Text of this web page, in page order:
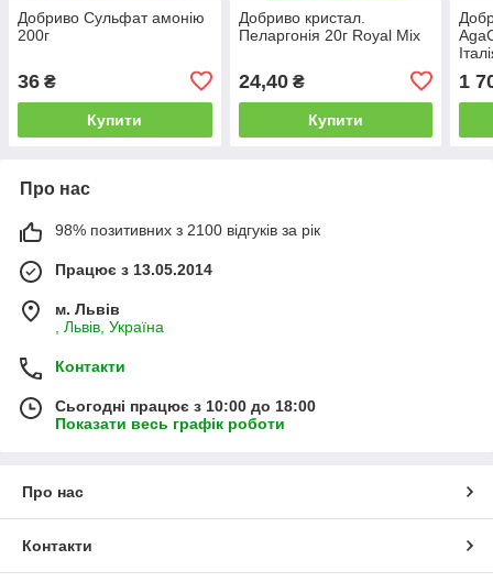
Добриво Сульфат амонію
200г
36 ₴
Купити
Добриво кристал.
Пеларгонія 20г Royal Mix
24,40₴
Купити
1
Про нас
98% позитивних з 2100 відгуків за рік
Працює з 13.05.2014
м. Львів
, Львів, Україна
Контакти
Сьогодні працює з 10:00 до 18:00
Показати весь графік роботи
Про нас
Контакти